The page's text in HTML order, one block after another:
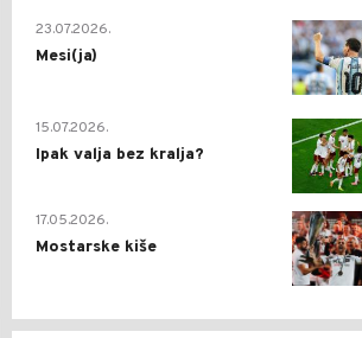
23.07.2026.
Mesi(ja)
15.07.2026.
Ipak valja bez kralja?
17.05.2026.
Mostarske kiše